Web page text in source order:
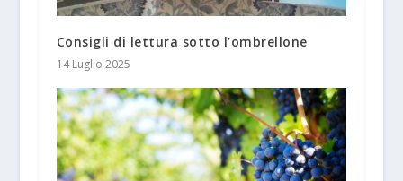
Consigli di lettura sotto l’ombrellone
14 Luglio 2025